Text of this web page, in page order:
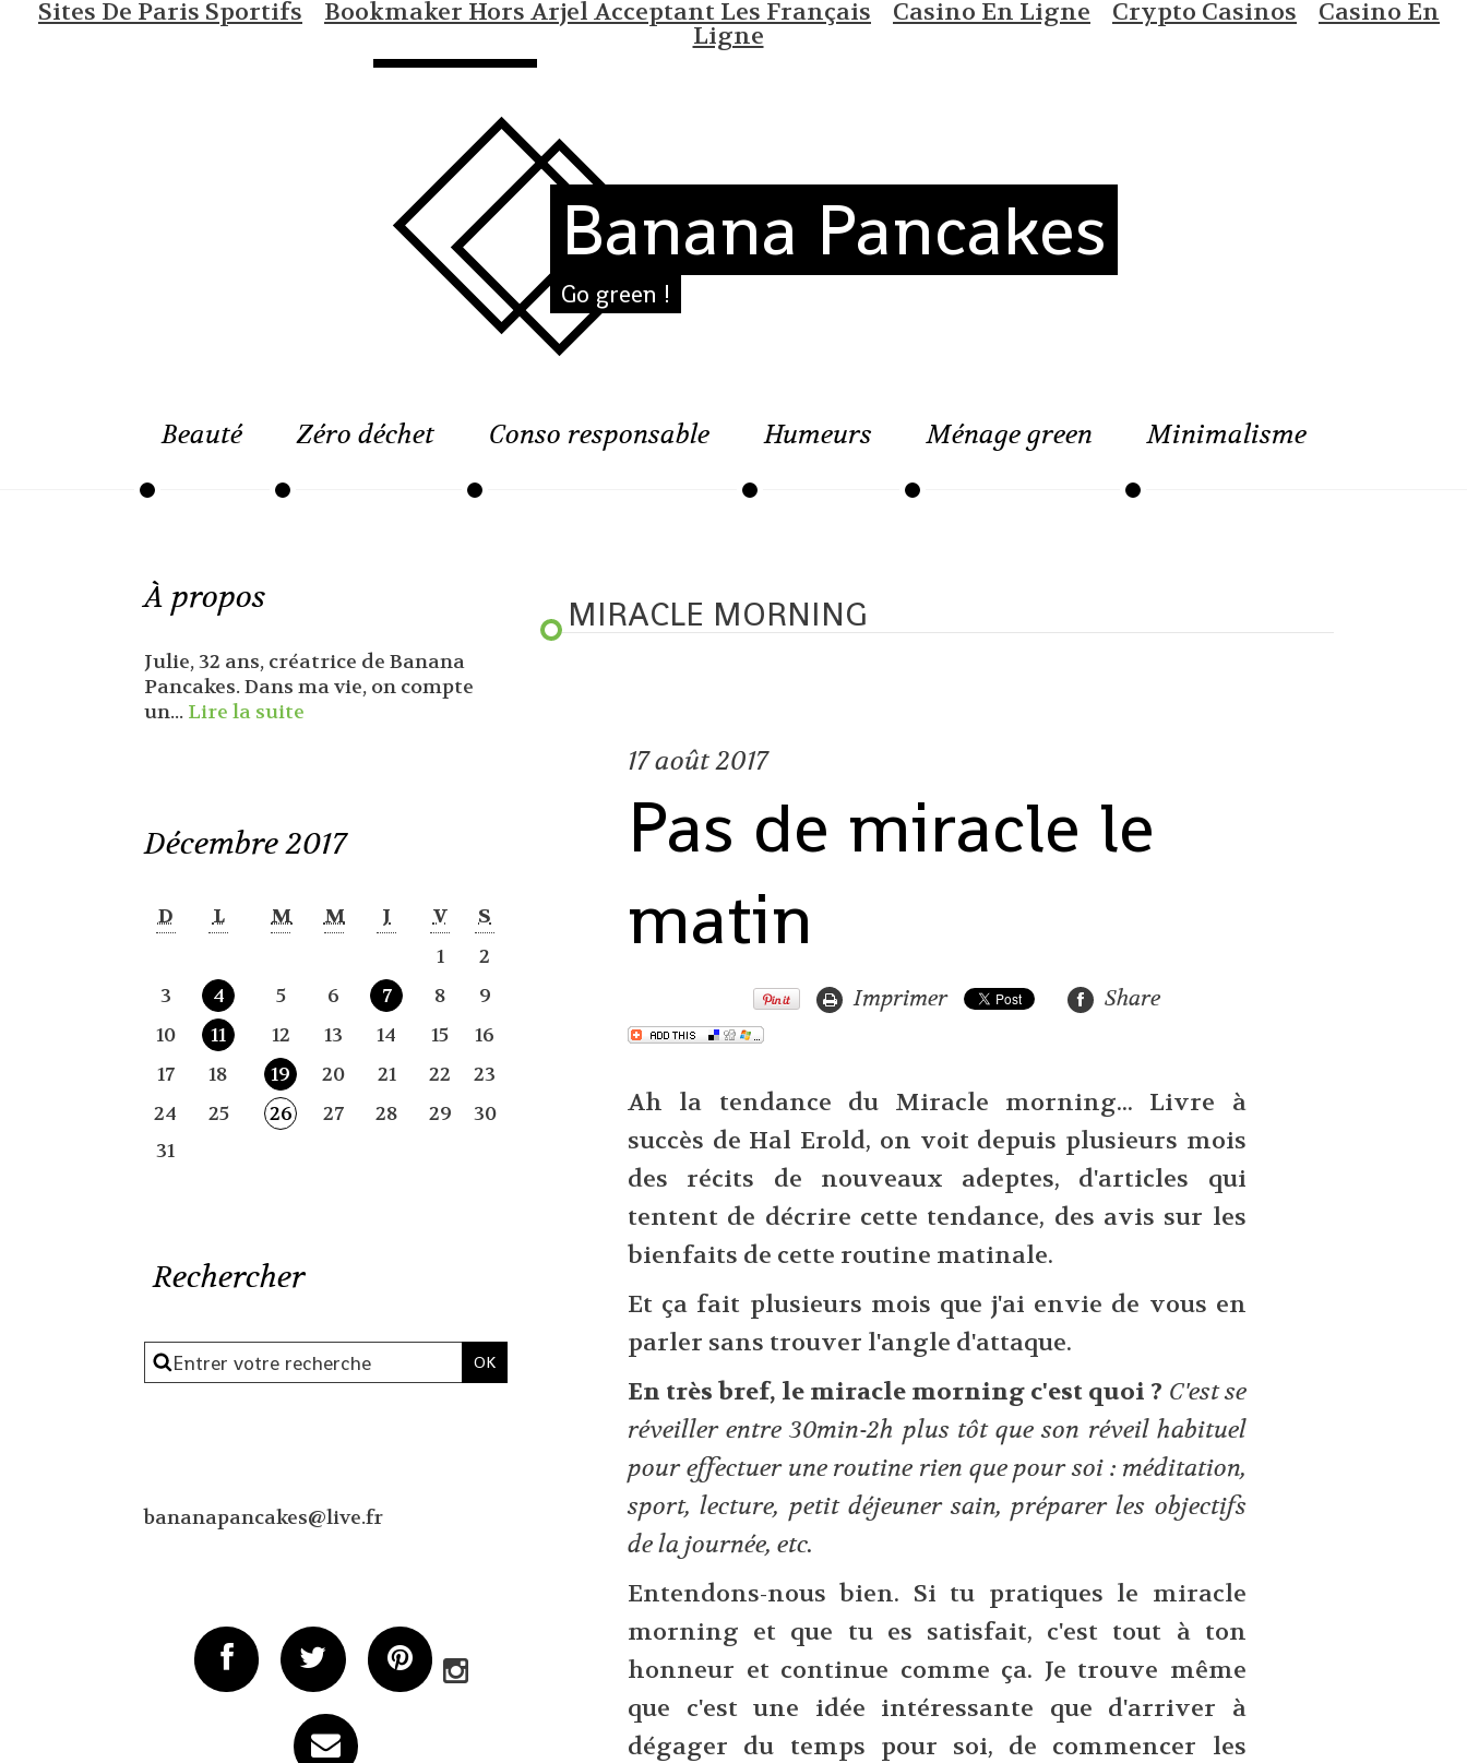
Sites De Paris Sportifs Bookmaker Hors Arjel Acceptant Les Français Casino En Ligne Crypto Casinos Casino En
Ligne
Banana Pancakes
Go green !
Beauté Zéro déchet Conso responsable Humeurs Ménage green Minimalisme
À propos
Julie, 32 ans, créatrice de Banana
Pancakes. Dans ma vie, on compte
un... Lire la suite
Décembre 2017
D L M M J V
S
1
2
3
4 5 6 7 8
9
10
11 12 13 14 15
16
17
18 19 20 21 22
23
24
25 26 27 28 29
30
31
Rechercher
bananapancakes@live.fr
MIRACLE MORNING
17août 2017
Pas de miracle le
matin
Imprimer Share
Ah la tendance du Miracle morning... Livre à
succès de Hal Erold, on voit depuis plusieurs mois
des récits de nouveaux adeptes, d'articles qui
tentent de décrire cette tendance, des avis sur les
bienfaits de cette routine matinale.
Et ça fait plusieurs mois que j'ai envie de vous en
parler sans trouver l'angle d'attaque.
En très bref, le miracle morning c'est quoi ? C'est se
réveiller entre 30min-2h plus tôt que son réveil habituel
pour effectuer une routine rien que pour soi : méditation,
sport, lecture, petit déjeuner sain, préparer les objectifs
de la journée, etc.
Entendons-nous bien. Si tu pratiques le miracle
morning et que tu es satisfait, c'est tout à ton
honneur et continue comme ça. Je trouve même
que c'est une idée intéressante que d'arriver à
dégager du temps pour soi, de commencer les